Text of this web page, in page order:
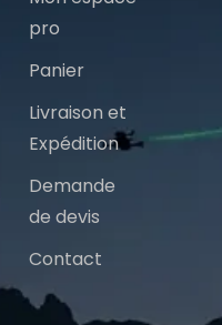
pro
Panier
Livraison et
Expédition
Demande
de devis
Contact